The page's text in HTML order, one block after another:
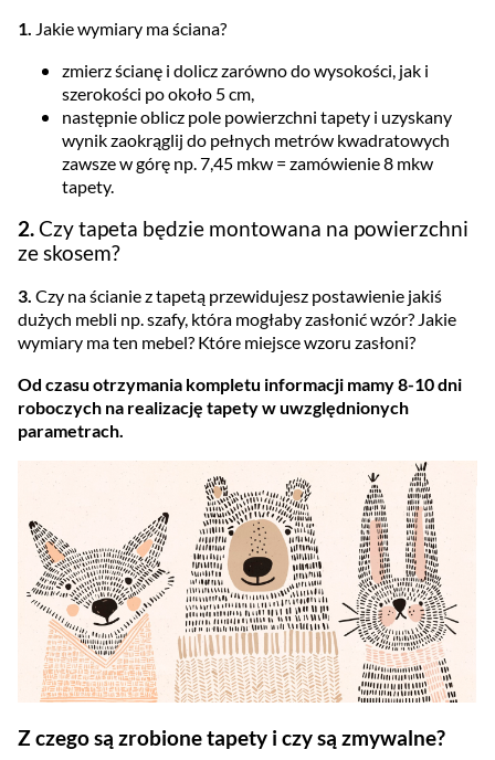
1. Jakie wymiary ma ściana?
zmierz ścianę i dolicz zarówno do wysokości, jak i
szerokości po około 5 cm,
następnie oblicz pole powierzchni tapety i uzyskany
wynik zaokrąglij do pełnych metrów kwadratowych
zawsze w górę np. 7,45 mkw = zamówienie 8 mkw
tapety.
2.Czy tapeta będzie montowana na powierzchni
ze skosem?
3. Czy na ścianie z tapetą przewidujesz postawienie jakiś
dużych mebli np. szafy, która mogłaby zasłonić wzór? Jakie
wymiary ma ten mebel? Które miejsce wzoru zasłoni?
Od czasu otrzymania kompletu informacji mamy 8-10 dni
roboczych na realizację tapety w uwzględnionych
parametrach.
Z czego są zrobione tapety i czy są zmywalne?